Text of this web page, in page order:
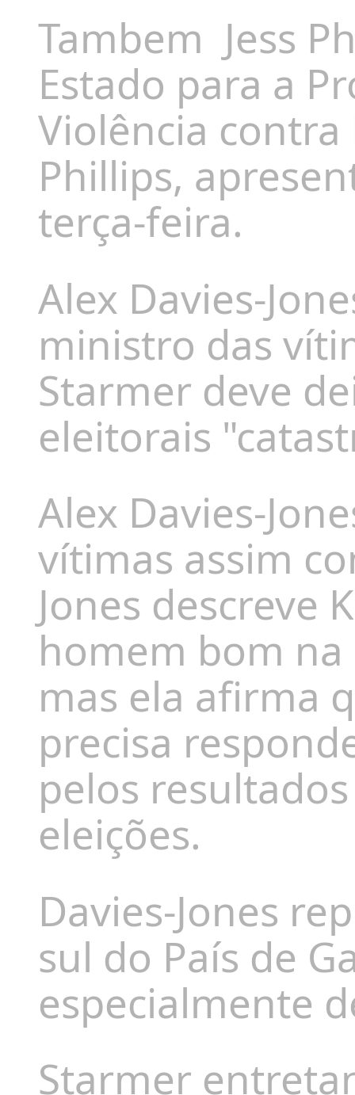
Tambem Jess
Estado para a
Violência contra
Phillips,
terça-feira.
Alex Davies-
ministro das
Starmer deve
eleitorais
Alex Davies-
vítimas assim
Jones descreve
homem bom
mas ela afirma
precisa
pelos
eleições.
Davies-Jones
sul do País de
especialmente
Starmer